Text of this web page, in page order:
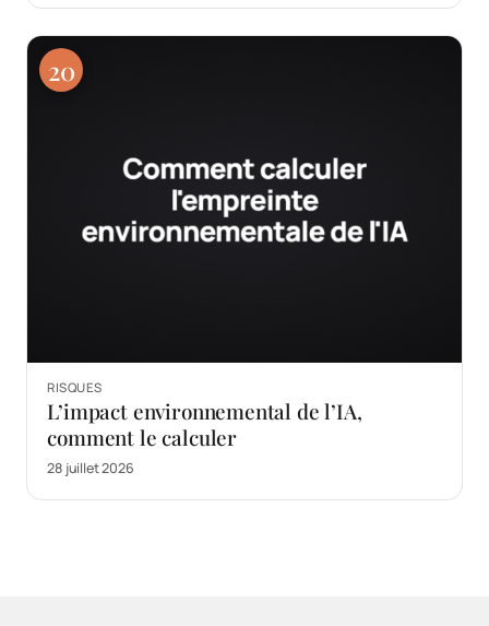
20
RISQUES
L’impact environnemental de l’IA,
comment le calculer
28 juillet 2026